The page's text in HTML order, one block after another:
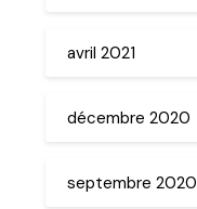
avril 2021
décembre 2020
septembre 2020